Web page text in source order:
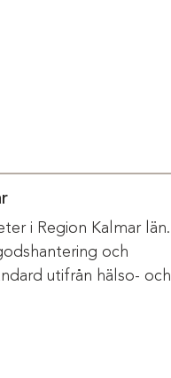
i Region Kalmar län.
och
utifrån hälso- och